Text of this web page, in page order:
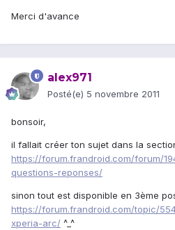
Merci d'avance
alex971
Posté(e) 5 novembre 2011
bonsoir,
il fallait créer ton sujet dans la
https://forum.frandroid.com/forum/
questions-reponses/
sinon tout est disponible en 3ème
https://forum.frandroid.com/topic/
xperia-arc/ ^_^